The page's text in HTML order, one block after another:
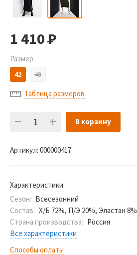
1 410Р
Размер
42 48
Таблица размеров
В корзину
Артикул: 000000417
Характеристики
Сезон: Всесезонний
Состав: Х/Б 72%, П/Э 20%, Эластан 8%
Страна производства: Россия
Все характеристики
Способы оплаты